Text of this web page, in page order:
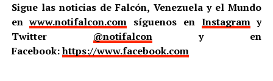
Sigue las noticias de Falcón, Venezuela y el Mundo
enwww.notifalcon.com síguenos en Instagramy
Twitter @notifalcony en
Facebook:https://www.facebook.com